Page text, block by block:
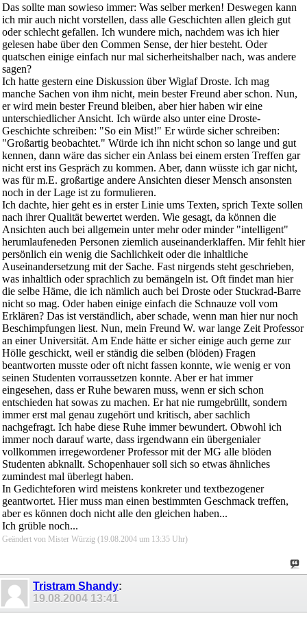
Das sollte man sowieso immer: Was selber merken! Deswegen kann
ich mir auch nicht vorstellen, dass alle Geschichten allen gleich gut
oder schlecht gefallen. Ich wundere mich, nachdem was ich hier
gelesen habe über den Commen Sense, der hier besteht. Oder
quatschen einige einfach nur mal sicherheitshalber nach, was andere
sagen?
Ich hatte gestern eine Diskussion über Wiglaf Droste. Ich mag
manche Sachen von ihm nicht, mein bester Freund aber schon. Nun,
er wird mein bester Freund bleiben, aber hier haben wir eine
unterschiedlicher Ansicht. Ich würde also unter eine Droste-
Geschichte schreiben: "So ein Mist!" Er würde sicher schreiben:
"Großartig beobachtet." Würde ich ihn nicht schon so lange und gut
kennen, dann wäre das sicher ein Anlass bei einem ersten Treffen gar
nicht erst ins Gespräch zu kommen. Aber, dann wüsste ich gar nicht,
was für m.E. großartige andere Ansichten dieser Mensch ansonsten
noch in der Lage ist zu formulieren.
Ich dachte, hier geht es in erster Linie ums Texten, sprich Texte sollen
nach ihrer Qualität bewertet werden. Wie gesagt, da können die
Ansichten auch bei allgemein unter mehr oder minder "intelligent"
herumlaufeneden Personen ziemlich auseinanderklaffen. Mir fehlt hier
persönlich ein wenig die Sachlichkeit oder die inhaltliche
Auseinandersetzung mit der Sache. Fast nirgends steht geschrieben,
was inhaltlich oder sprachlich zu bemängeln ist. Oft findet man hier
die selbe Häme, die ich nämlich auch bei Droste oder Stuckrad-Barre
nicht so mag. Oder haben einige einfach die Schnauze voll vom
Erklären? Das ist verständlich, aber schade, wenn man hier nur noch
Beschimpfungen liest. Nun, mein Freund W. war lange Zeit Professor
an einer Universität. Am Ende hätte er sicher einige auch gerne zur
Hölle geschickt, weil er ständig die selben (blöden) Fragen
beantworten musste oder oft nicht fassen konnte, wie wenig er von
seinen Studenten vorraussetzen konnte. Aber er hat immer
eingesehen, dass er Ruhe bewaren muss, wenn er sich schon
entschieden hat sowas zu machen. Er hat nie rumgebrüllt, sondern
immer erst mal genau zugehört und kritisch, aber sachlich
nachgefragt. Ich habe diese Ruhe immer bewundert. Obwohl ich
immer noch darauf warte, dass irgendwann ein übergenialer
vollkommen irregewordener Professor mit der MG alle blöden
Studenten abknallt. Schopenhauer soll sich so etwas ähnliches
zumindest mal überlegt haben.
In Gedichteforen wird meistens konkreter und textbezogener
geantwortet. Hier muss man einen bestimmten Geschmack treffen,
aber es können doch nicht alle den gleichen haben...
Ich grüble noch...
Geändert von Mister Würzig (19.08.2004 um 13:35 Uhr)
Tristram Shandy:
19.08.2004 13:41